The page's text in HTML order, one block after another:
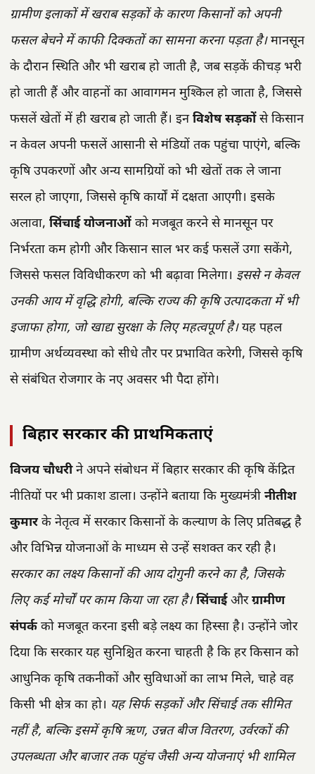
ग्रामीण इलाकों में खराब सड़कों के कारण किसानों को अपनी
फसल बेचने में काफी दिक्कतों का सामना करना पड़ता है।मानसून
के दौरान स्थिति और भी खराब हो जाती है, जब सड़कें कीचड़ भरी
हो जाती हैं और वाहनों का आवागमन मुश्किल हो जाता है, जिससे
फसलें खेतों में ही खराब हो जाती हैं। इनविशेष सड़कोंसे किसान
न केवल अपनी फसलें आसानी से मंडियों तक पहुंचा पाएंगे, बल्कि
कृषि उपकरणों और अन्य सामग्रियों को भी खेतों तक ले जाना
सरल हो जाएगा, जिससे कृषि कार्यों में दक्षता आएगी। इसके
अलावा, सिंचाई योजनाओं को मजबूत करने से मानसून पर
निर्भरता कम होगी और किसान साल भर कई फसलें उगा सकेंगे,
जिससे फसल विविधीकरण को भी बढ़ावा मिलेगा। इससे न केवल
उनकी आय में वृद्धि होगी, बल्कि राज्य की कृषि उत्पादकता में भी
इजाफा होगा, जो खाद्य सुरक्षा के लिए महत्वपूर्ण है।यह पहल
ग्रामीण अर्थव्यवस्था को सीधे तौर पर प्रभावित करेगी, जिससे कृषि
से संबंधित रोजगार के नए अवसर भी पैदा होंगे।
बिहार सरकार की प्राथमिकताएं
विजय चौधरीने अपने संबोधन में बिहार सरकार की कृषि केंद्रित
नीतियों पर भी प्रकाश डाला। उन्होंने बताया कि मुख्यमंत्री नीतीश
कुमारके नेतृत्व में सरकार किसानों के कल्याण के लिए प्रतिबद्ध है
और विभिन्न योजनाओं के माध्यम से उन्हें सशक्त कर रही है।
सरकार का लक्ष्य किसानों की आय दोगुनी करने का है, जिसके
लिए कई मोर्चों पर काम किया जा रहा है। सिंचाईऔरग्रामीण
संपर्क को मजबूत करना इसी बड़े लक्ष्य का हिस्सा है। उन्होंने जोर
दिया कि सरकार यह सुनिश्चित करना चाहती है कि हर किसान को
आधुनिक कृषि तकनीकों और सुविधाओं का लाभ मिले, चाहे वह
किसी भी क्षेत्र का हो। यह सिर्फ सड़कों और सिंचाई तक सीमित
नहीं है, बल्कि इसमें कृषि ऋण, उन्नत बीज वितरण, उर्वरकों की
उपलब्धता और बाजार तक पहुंच जैसी अन्य योजनाएं भी शामिल